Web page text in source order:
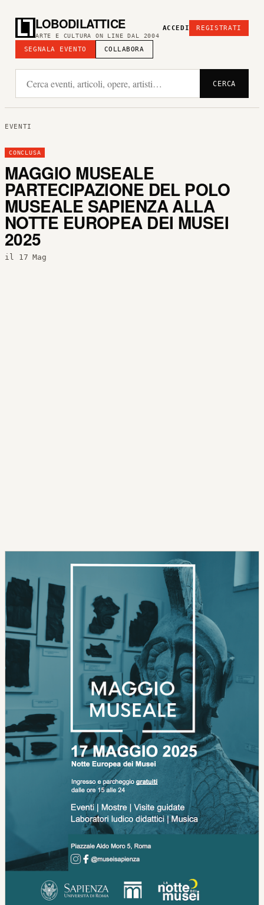
LOBODILATTICE
ARTE E CULTURA ON LINE DAL 2004
SEGNALA EVENTO COLLABORA
ACCEDI REGISTRATI
CERCA
EVENTI
CONCLUSA
MAGGIO MUSEALE
PARTECIPAZIONE DEL POLO
MUSEALE SAPIENZA ALLA
NOTTE EUROPEA DEI MUSEI
2025
il 17 Mag